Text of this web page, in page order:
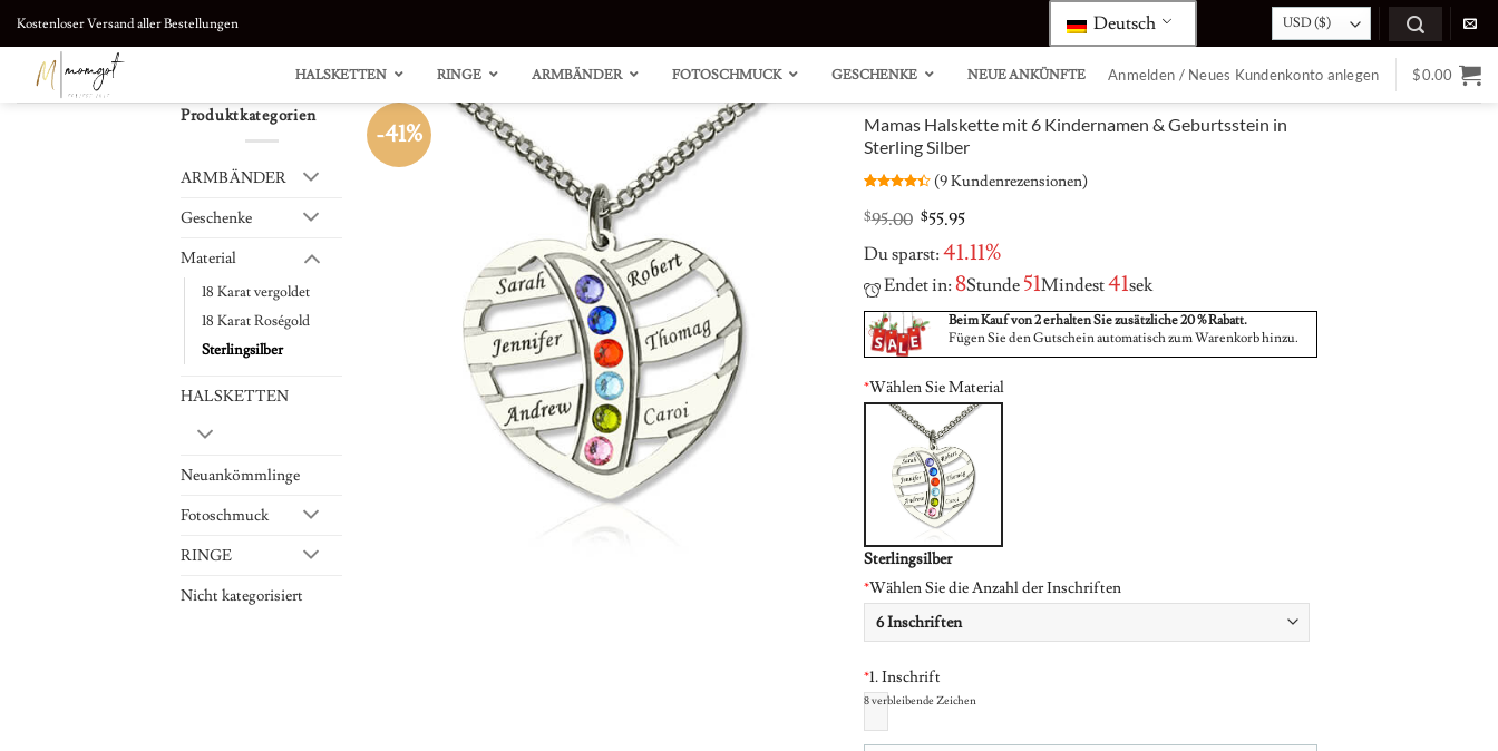
Zum
springen
Kostenloser Versand aller Bestellungen Deutsch
HALSKETTEN
"Carrie"
Style
Name
Halskette
14 Karat
vergoldet
Style
Halskette
Silber
kundenspezifische
Silber
RINGE
Herzclusterring
mit
Akzenten
Marquise
Ring
unendliche
mit
Steinen
Ring
ARMBÄNDER FOTOSCHMUCK GESCHENKE NEUE ANKÜNFTE Anmelden / Neues Kundenkonto anlegen $0.00
Produktkategorien
ARMBÄNDER
Geschenke
Material
18 Karat vergoldet
18 Karat Roségold
Sterlingsilber
HALSKETTEN
Neuankömmlinge
Fotoschmuck
RINGE
Nicht kategorisiert
-41%
Mamas Halskette mit 6 Kindernamen & Geburtsstein in
Sterling Silber
mit4.44
von 5,
auf
Kundenbewertungen
(9Kundenrezensionen)
$95.00 Original
was:
$95.00.
$55.95Current
is:
$55.95.
Du sparst:41.11%
Endet in:8Stunde 51Mindest40sek
Beim Kauf von 2 erhalten Sie zusätzliche 20 % Rabatt.
Fügen Sie den Gutschein automatisch zum Warenkorb hinzu.
*Wählen Sie Material
Sterlingsilber
*Wählen Sie die Anzahl der Inschriften
*1. Inschrift
8verbleibende Zeichen